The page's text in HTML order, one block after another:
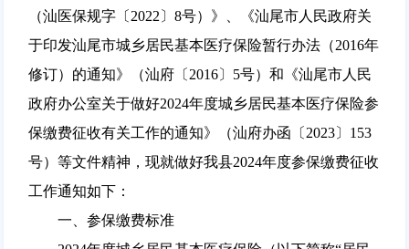
（汕医保规字〔2022〕8号）》、《汕尾市人民政府关
于印发汕尾市城乡居民基本医疗保险暂行办法（2016年
修订）的通知》（汕府〔2016〕5号）和《汕尾市人民
政府办公室关于做好2024年度城乡居民基本医疗保险参
保缴费征收有关工作的通知》（汕府办函〔2023〕153
号）等文件精神，现就做好我县2024年度参保缴费征收
工作通知如下：
一、参保缴费标准